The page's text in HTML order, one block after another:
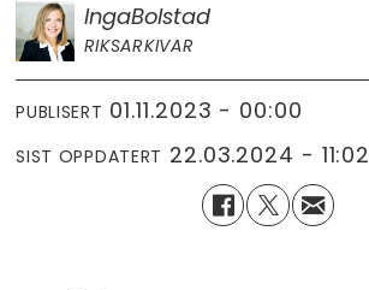
IngaBolstad
RIKSARKIVAR
PUBLISERT 01.11.2023 - 00:00
SIST OPPDATERT 22.03.2024 - 11:02